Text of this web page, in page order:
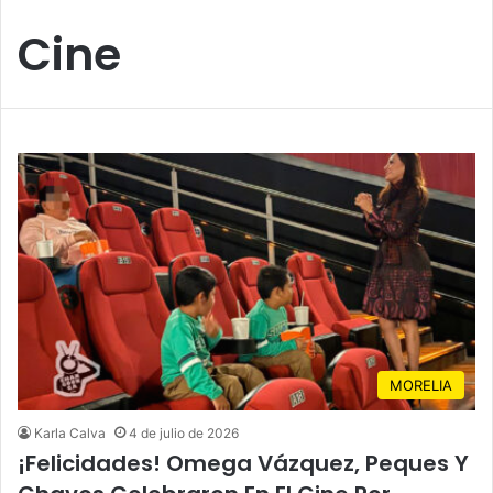
Cine
MORELIA
Karla Calva 4 de julio de 2026
¡Felicidades! Omega Vázquez, Peques Y